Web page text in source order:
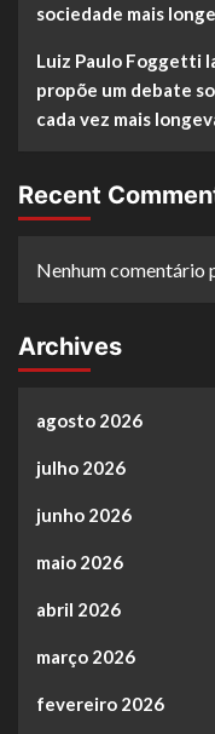
sociedade mais
Luiz Paulo Foggetti
propõe um debate
cada vez mais
Recent
Nenhum comentário
Archives
agosto 2026
julho 2026
junho 2026
maio 2026
abril 2026
março 2026
fevereiro 2026